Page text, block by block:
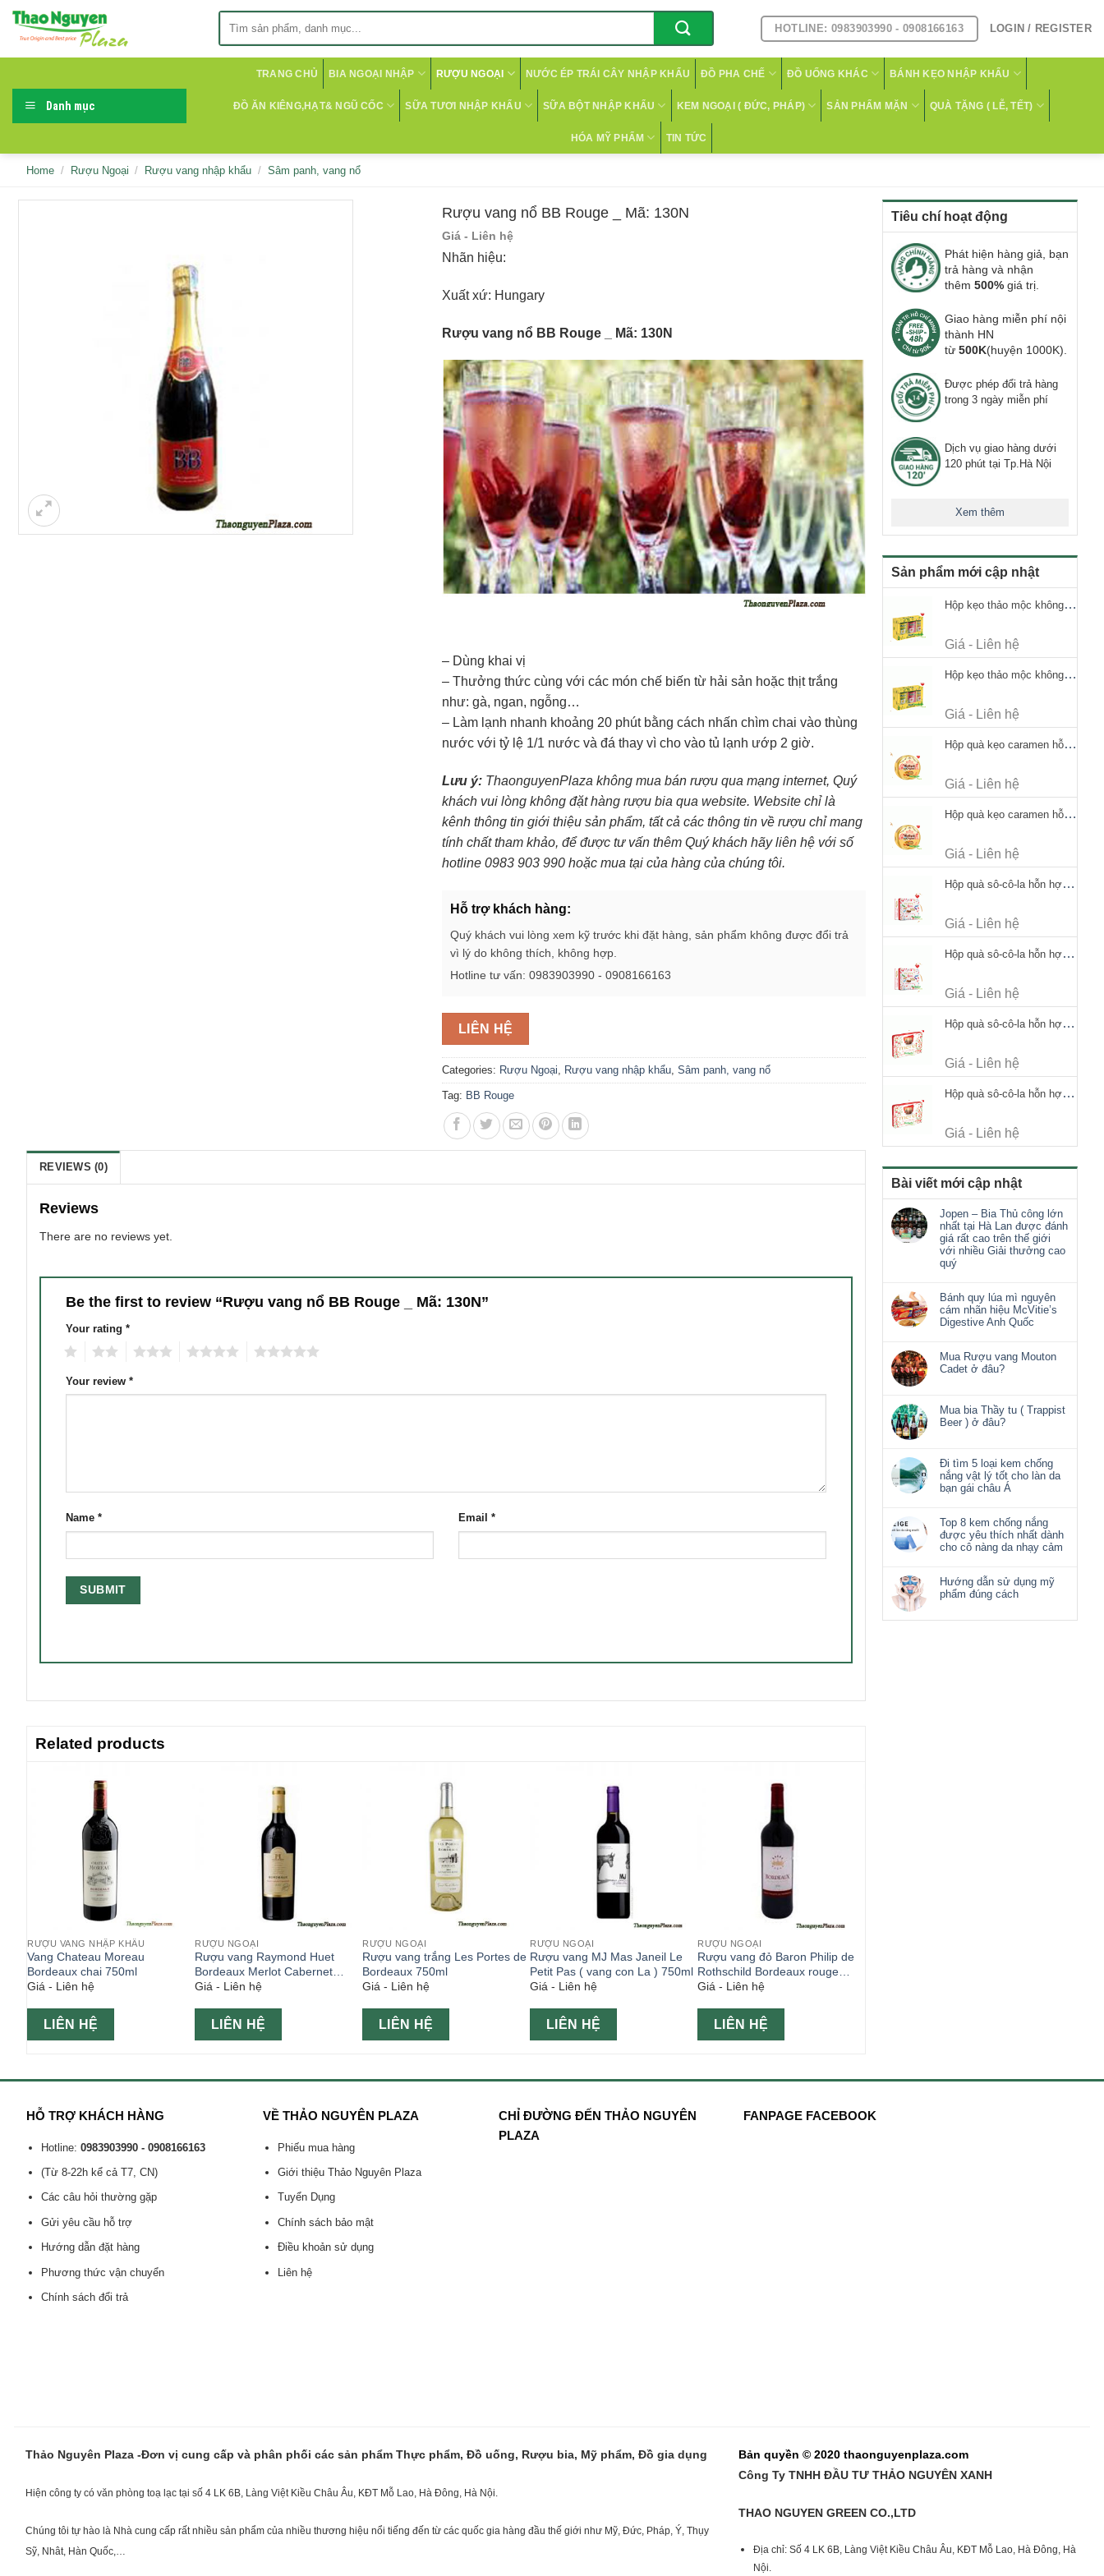
Skip
HOTLINE: 0983903990 - 0908166163 LOGIN / REGISTER
Danh mục
TRANG CHỦ BIA NGOẠI NHẬP RƯỢU NGOẠI NƯỚC ÉP TRÁI CÂY NHẬP KHẨU ĐỒ PHA CHẾ ĐỒ UỐNG KHÁC BÁNH KẸO NHẬP KHẨU
ĐỒ ĂN KIÊNG,HẠT& NGŨ CỐC SỮA TƯƠI NHẬP KHẨU SỮA BỘT NHẬP KHẨU KEM NGOẠI ( ĐỨC, PHÁP) SẢN PHẨM MẶN QUÀ TẶNG ( LỄ, TẾT)
HÓA MỸ PHẨM TIN TỨC
Home / Rượu Ngoại / Rượu vang nhập khẩu / Sâm panh, vang nổ
Tiêu chí hoạt động
Phát hiện hàng giả, bạn
trả hàng và nhận
thêm 500% giá trị.
Giao hàng miễn phí nội
thành HN
từ 500K(huyện 1000K).
Được phép đổi trả hàng
trong 3 ngày miễn phí
Dịch vụ giao hàng dưới
120 phút tại Tp.Hà Nội
Xem thêm
Sản phẩm mới cập nhật
Hộp kẹo thảo mộc không đường Ricola Signature 112.5g
Giá - Liên hệ
Hộp kẹo thảo mộc không đường Ricola Signature 112.5g
Giá - Liên hệ
Hộp quà kẹo caramen hỗn hợp Werther's Original Caramel Candy 170g
Giá - Liên hệ
Hộp quà kẹo caramen hỗn hợp Werther's Original Caramel Candy 170g
Giá - Liên hệ
Hộp quà sô-cô-la hỗn hợp Merci Petits Chocolate Collection 125g thiếc
Giá - Liên hệ
Hộp quà sô-cô-la hỗn hợp Merci Petits Chocolate Collection 125g thiếc
Giá - Liên hệ
Hộp quà sô-cô-la hỗn hợp Merci Finest Selection 250g thiếc
Giá - Liên hệ
Hộp quà sô-cô-la hỗn hợp Merci Finest Selection 250g thiếc
Giá - Liên hệ
Bài viết mới cập nhật
Jopen – Bia Thủ công lớn
nhất tại Hà Lan được đánh
giá rất cao trên thế giới
với nhiều Giải thưởng cao
quý
Bánh quy lúa mì nguyên
cám nhãn hiệu McVitie’s
Digestive Anh Quốc
Mua Rượu vang Mouton
Cadet ở đâu?
Mua bia Thầy tu ( Trappist
Beer ) ở đâu?
Đi tìm 5 loại kem chống
nắng vật lý tốt cho làn da
bạn gái châu Á
Top 8 kem chống nắng
được yêu thích nhất dành
cho cô nàng da nhạy cảm
Hướng dẫn sử dụng mỹ
phẩm đúng cách
Rượu vang nổ BB Rouge _ Mã: 130N
Giá - Liên hệ
Nhãn hiệu:
Xuất xứ: Hungary
Rượu vang nổ BB Rouge _ Mã: 130N
– Dùng khai vị
– Thưởng thức cùng với các món chế biến từ hải sản hoặc thịt trắng
như: gà, ngan, ngỗng…
– Làm lạnh nhanh khoảng 20 phút bằng cách nhấn chìm chai vào thùng
nước với tỷ lệ 1/1 nước và đá thay vì cho vào tủ lạnh ướp 2 giờ.
Lưu ý: ThaonguyenPlaza không mua bán rượu qua mạng internet, Quý
khách vui lòng không đặt hàng rượu bia qua website. Website chỉ là
kênh thông tin giới thiệu sản phẩm, tất cả các thông tin về rượu chỉ mang
tính chất tham khảo, để được tư vấn thêm Quý khách hãy liên hệ với số
hotline 0983 903 990 hoặc mua tại của hàng của chúng tôi.
Hỗ trợ khách hàng:
Quý khách vui lòng xem kỹ trước khi đặt hàng, sản phẩm không được đổi trả
vì lý do không thích, không hợp.
Hotline tư vấn: 0983903990 - 0908166163
LIÊN HỆ
Categories: Rượu Ngoại, Rượu vang nhập khẩu, Sâm panh, vang nổ
Tag: BB Rouge
REVIEWS (0)
Reviews
There are no reviews yet.
Be the first to review “Rượu vang nổ BB Rouge _ Mã: 130N”
Your rating *
Your review *
Name * Email *
Related products
RƯỢU VANG NHẬP KHẨU
Vang Chateau Moreau
Bordeaux chai 750ml
Giá - Liên hệ
LIÊN HỆ
RƯỢU NGOẠI
Rượu vang Raymond Huet
Bordeaux Merlot Cabernet
Sauvignon 750ml
Giá - Liên hệ
LIÊN HỆ
RƯỢU NGOẠI
Rượu vang trắng Les Portes de
Bordeaux 750ml
Giá - Liên hệ
LIÊN HỆ
RƯỢU NGOẠI
Rượu vang MJ Mas Janeil Le
Petit Pas ( vang con La ) 750ml
Giá - Liên hệ
LIÊN HỆ
RƯỢU NGOẠI
Rượu vang đỏ Baron Philip de
Rothschild Bordeaux rouge
750ml
Giá - Liên hệ
LIÊN HỆ
HỖ TRỢ KHÁCH HÀNG
Hotline: 0983903990 - 0908166163
(Từ 8-22h kể cả T7, CN)
Các câu hỏi thường gặp
Gửi yêu cầu hỗ trợ
Hướng dẫn đặt hàng
Phương thức vận chuyển
Chính sách đổi trả
VỀ THẢO NGUYÊN PLAZA
Phiếu mua hàng
Giới thiệu Thảo Nguyên Plaza
Tuyển Dụng
Chính sách bảo mật
Điều khoản sử dụng
Liên hệ
CHỈ ĐƯỜNG ĐẾN THẢO NGUYÊN
PLAZA
FANPAGE FACEBOOK
Thảo Nguyên Plaza -Đơn vị cung cấp và phân phối các sản phẩm Thực phẩm, Đồ uống, Rượu bia, Mỹ phẩm, Đồ gia dụng
Hiện công ty có văn phòng toạ lạc tại số 4 LK 6B, Làng Việt Kiều Châu Âu, KĐT Mỗ Lao, Hà Đông, Hà Nội.
Chúng tôi tự hào là Nhà cung cấp rất nhiều sản phẩm của nhiều thương hiệu nổi tiếng đến từ các quốc gia hàng đầu thế giới như Mỹ, Đức, Pháp, Ý, Thụy
Sỹ, Nhât, Hàn Quốc,…
Bản quyền © 2020 thaonguyenplaza.com
Công Ty TNHH ĐẦU TƯ THẢO NGUYÊN XANH
THAO NGUYEN GREEN CO.,LTD
Địa chỉ: Số 4 LK 6B, Làng Việt Kiều Châu Âu, KĐT Mỗ Lao, Hà Đông, Hà
Nội.